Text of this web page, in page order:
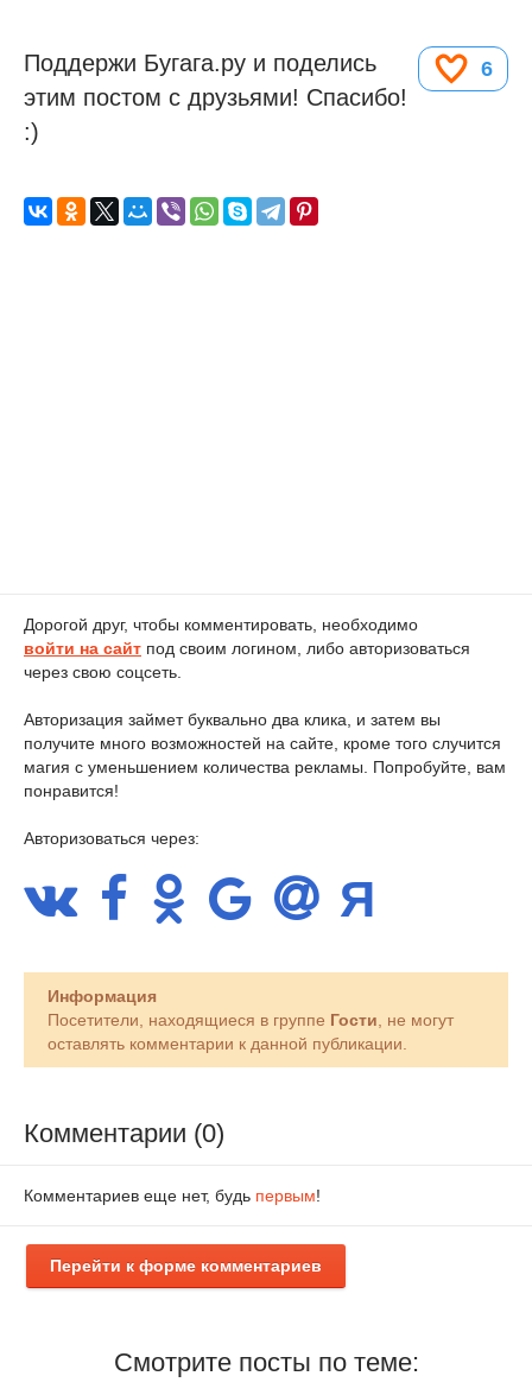
6
Поддержи Бугага.ру и поделись
этим постом с друзьями! Спасибо!
:)
Дорогой друг, чтобы комментировать, необходимо
войти на сайт под своим логином, либо авторизоваться
через свою соцсеть.
Авторизация займет буквально два клика, и затем вы
получите много возможностей на сайте, кроме того случится
магия с уменьшением количества рекламы. Попробуйте, вам
понравится!
Авторизоваться через:
Информация
Посетители, находящиеся в группе Гости, не могут
оставлять комментарии к данной публикации.
Комментарии (0)
Комментариев еще нет, будь первым!
Перейти к форме комментариев
Смотрите посты по теме: